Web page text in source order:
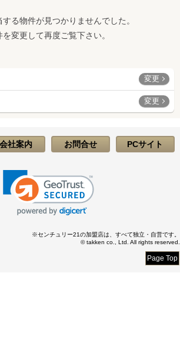
る物件が見つかりませんでした。
を変更して再度ご覧下さい。
変更
変更
会社案内 お問合せ PCサイト
※センチュリー21の加盟店は、すべて独立・自営です。
© takken co., Ltd. All rights reserved.
Page Top